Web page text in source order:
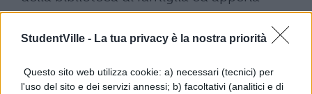
StudentVille - La tua privacy è la nostra priorità
Questo sito web utilizza cookie: a) necessari (tecnici) per
l'uso del sito e dei servizi annessi; b) facoltativi (analitici e di
vastissimo. Da solo impara greco, latino ed
di continuo; infatti dopo i piccoli studi si